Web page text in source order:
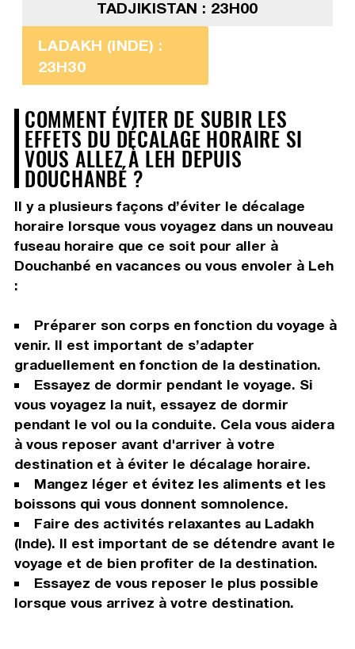
TADJIKISTAN : 23H00
LADAKH (INDE) :
23H30
COMMENT ÉVITER DE SUBIR LES
EFFETS DU DÉCALAGE HORAIRE SI
VOUS ALLEZ À LEH DEPUIS
DOUCHANBÉ ?
Il y a plusieurs façons d’éviter le décalage
horaire lorsque vous voyagez dans un nouveau
fuseau horaire que ce soit pour aller à
Douchanbé en vacances ou vous envoler à Leh
:
Préparer son corps en fonction du voyage à
venir. Il est important de s’adapter
graduellement en fonction de la destination.
Essayez de dormir pendant le voyage. Si
vous voyagez la nuit, essayez de dormir
pendant le vol ou la conduite. Cela vous aidera
à vous reposer avant d'arriver à votre
destination et à éviter le décalage horaire.
Mangez léger et évitez les aliments et les
boissons qui vous donnent somnolence.
Faire des activités relaxantes au Ladakh
(Inde). Il est important de se détendre avant le
voyage et de bien profiter de la destination.
Essayez de vous reposer le plus possible
lorsque vous arrivez à votre destination.